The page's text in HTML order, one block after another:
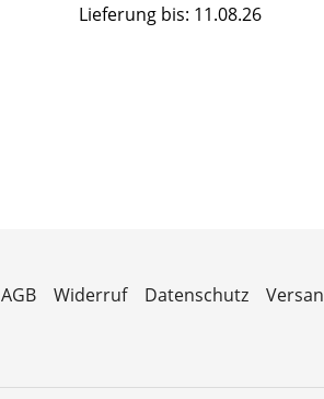
Lieferung bis: 11.08.26
AGB Widerruf Datenschutz